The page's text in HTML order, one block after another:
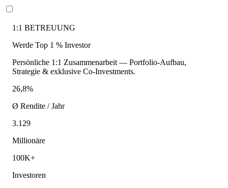
1:1 BETREUUNG
Werde Top 1 % Investor
Persönliche 1:1 Zusammenarbeit — Portfolio-Aufbau,
Strategie & exklusive Co-Investments.
26,8%
Ø Rendite / Jahr
3.129
Millionäre
100K+
Investoren